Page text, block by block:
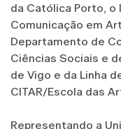
da Católica Porto, o
Comunicação em
Departamento de
Ciências Sociais e
de Vigo e da Linha
CITAR/Escola das
Representando a